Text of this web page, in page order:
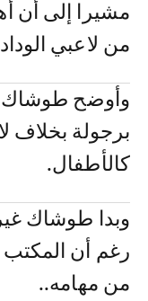
مشيرا إلى أن
من لاعبي
وأوضح طوشاك
برجولة بخلاف
كالأطفال.
وبدا طوشاك
رغم أن المكتب
من مهامه..